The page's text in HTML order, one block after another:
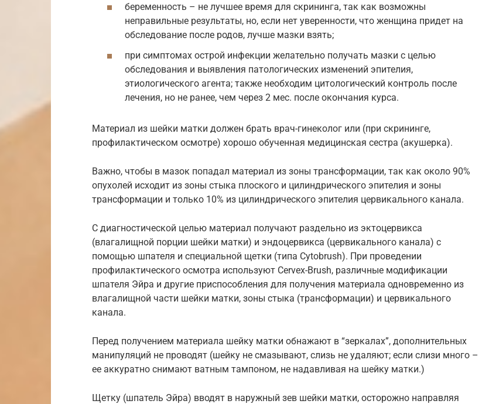
беременность – не лучшее время для скрининга, так как возможны
неправильные результаты, но, если нет уверенности, что женщина придет на
обследование после родов, лучше мазки взять;
при симптомах острой инфекции желательно получать мазки с целью
обследования и выявления патологических изменений эпителия,
этиологического агента; также необходим цитологический контроль после
лечения, но не ранее, чем через 2 мес. после окончания курса.
Материал из шейки матки должен брать врач-гинеколог или (при скрининге,
профилактическом осмотре) хорошо обученная медицинская сестра (акушерка).
Важно, чтобы в мазок попадал материал из зоны трансформации, так как около 90%
опухолей исходит из зоны стыка плоского и цилиндрического эпителия и зоны
трансформации и только 10% из цилиндрического эпителия цервикального канала.
С диагностической целью материал получают раздельно из эктоцервикса
(влагалищной порции шейки матки) и эндоцервикса (цервикального канала) с
помощью шпателя и специальной щетки (типа Cytobrush). При проведении
профилактического осмотра используют Cervex-Brush, различные модификации
шпателя Эйра и другие приспособления для получения материала одновременно из
влагалищной части шейки матки, зоны стыка (трансформации) и цервикального
канала.
Перед получением материала шейку матки обнажают в “зеркалах”, дополнительных
манипуляций не проводят (шейку не смазывают, слизь не удаляют; если слизи много –
ее аккуратно снимают ватным тампоном, не надавливая на шейку матки.)
Щетку (шпатель Эйра) вводят в наружный зев шейки матки, осторожно направляя